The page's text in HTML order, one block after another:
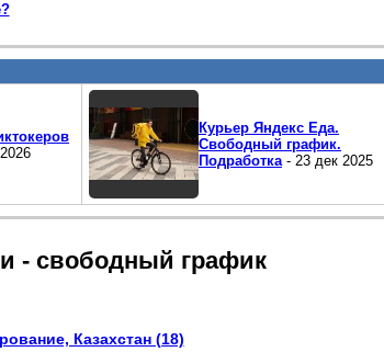
Курьер Яндекс Еда.
Свободный график.
Подработка- 23 дек 2025
- свободный график
Казахстан (18)